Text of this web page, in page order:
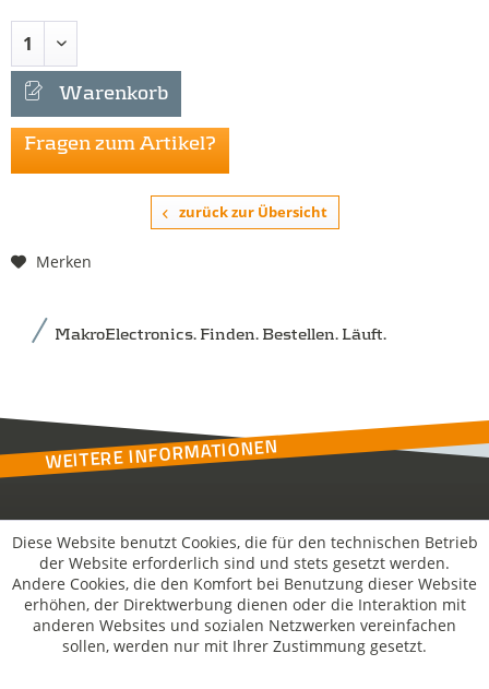
Warenkorb
Fragen zum Artikel?
zurück zur Übersicht
Merken
MakroElectronics. Finden. Bestellen. Läuft.
WEITERE INFORMATIONEN
Kontakt
MakroSolutions
Diese Website benutzt Cookies, die für den technischen Betrieb
der Website erforderlich sind und stets gesetzt werden.
Andere Cookies, die den Komfort bei Benutzung dieser Website
erhöhen, der Direktwerbung dienen oder die Interaktion mit
anderen Websites und sozialen Netzwerken vereinfachen
sollen, werden nur mit Ihrer Zustimmung gesetzt.